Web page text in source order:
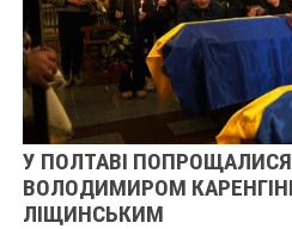
У ПОЛТАВІ ПОПРОЩАЛИСЯ
ВОЛОДИМИРОМ
ЛІЩИНСЬКИМ